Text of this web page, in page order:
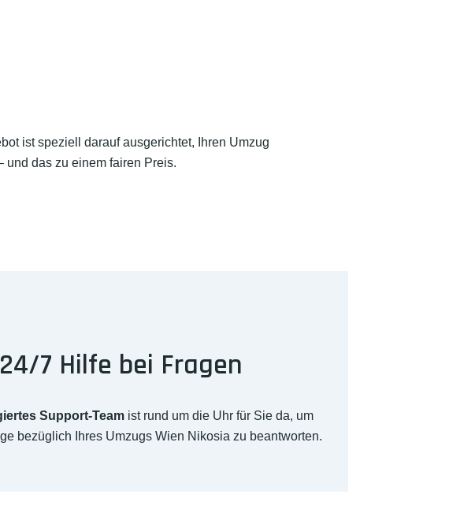
ist speziell darauf ausgerichtet, Ihren Umzug
und das zu einem fairen Preis.
24/7 Hilfe bei Fragen
Support-Teamist rund um die Uhr für Sie da, um
bezüglich Ihres Umzugs Wien Nikosia zu beantworten.